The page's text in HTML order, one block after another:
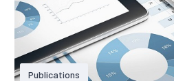
Publications